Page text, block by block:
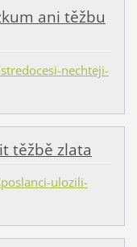
ani těžbu
nechteji-
těžbě zlata
ulozili-